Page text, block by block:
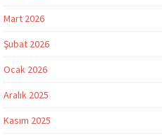
Mart 2026
Şubat 2026
Ocak 2026
Aralık 2025
Kasım 2025